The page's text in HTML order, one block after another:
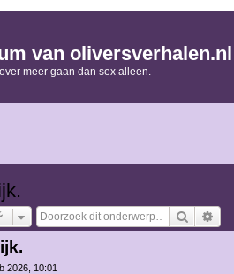
van oliversverhalen.nl
meer gaan dan sex alleen.
Zoek
2026, 10:01